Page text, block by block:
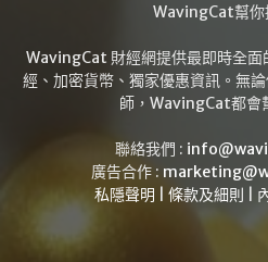
WavingCat幫你
WavingCat 財經網提供最即時全面
經、加密貨幣、獨家優惠資訊。無
師，WavingCat都會
聯絡我們 :
廣告合作 :
私隱聲明
條款及細則